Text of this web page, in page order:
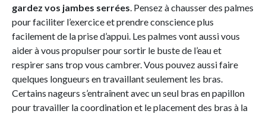
gardez vos jambes serrées. Pensez à chausser des palmes
pour faciliter l’exercice et prendre conscience plus
facilement de la prise d’appui. Les palmes vont aussi vous
aider à vous propulser pour sortir le buste de l’eau et
respirer sans trop vous cambrer. Vous pouvez aussi faire
quelques longueurs en travaillant seulement les bras.
Certains nageurs s’entraînent avec un seul bras en papillon
pour travailler la coordination et le placement des bras à la